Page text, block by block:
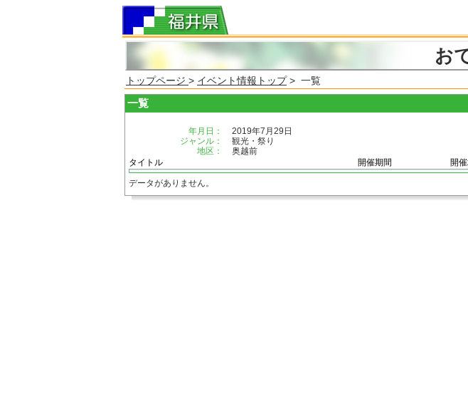
お
トップページ > イベント情報トップ> 一覧
一覧
年月日：
2019年7月29日
ジャンル：
観光・祭り
地区：
奥越前
タイトル
開催期間 開
データがありません。